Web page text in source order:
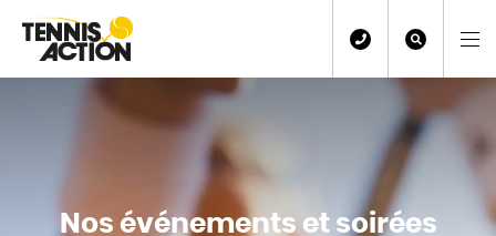
Nos événements et soirées